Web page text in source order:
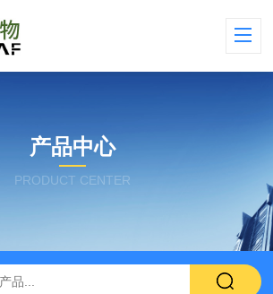
产品中心
PRODUCT CENTER